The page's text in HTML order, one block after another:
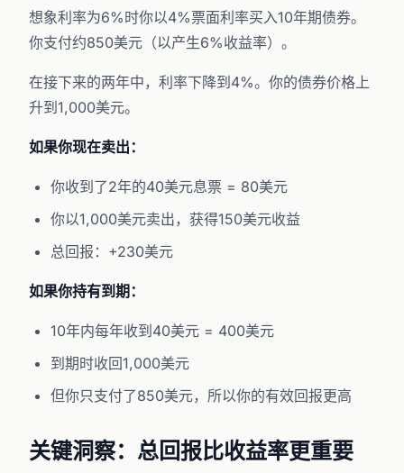
想象利率为6%时你以4%票面利率买入10年期债券。
你支付约850美元（以产生6%收益率）。
在接下来的两年中，利率下降到4%。你的债券价格上
升到1,000美元。
如果你现在卖出：
你收到了2年的40美元息票 = 80美元
你以1,000美元卖出，获得150美元收益
总回报：+230美元
如果你持有到期：
10年内每年收到40美元 = 400美元
到期时收回1,000美元
但你只支付了850美元，所以你的有效回报更高
关键洞察：总回报比收益率更重要